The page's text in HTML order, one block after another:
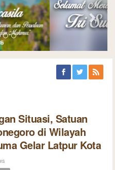
Situasi, Satuan
di Wilayah
Gelar Latpur Kota